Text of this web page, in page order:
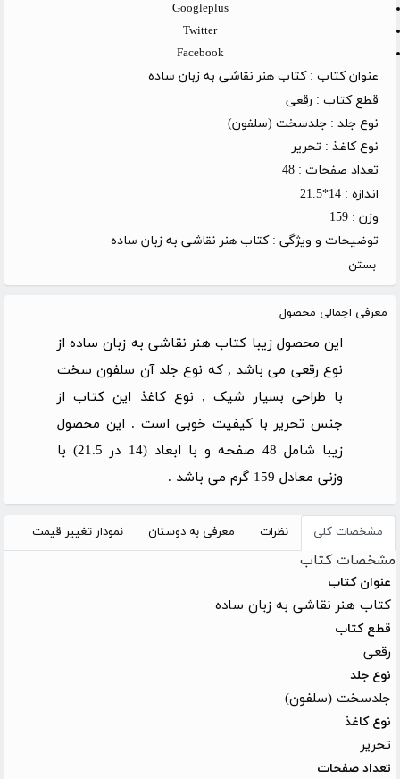
Googleplus
Twitter
Facebook
عنوان کتاب :کتاب هنر نقاشی به زبان ساده
قطع کتاب : رقعی
نوع جلد : جلدسخت (سلفون)
نوع کاغذ : تحریر
تعداد صفحات : 48
اندازه : 14*21.5
وزن : 159
توضیحات و ویژگی :کتاب هنر نقاشی به زبان ساده
بستن
معرفی اجمالی محصول
این محصول زیبا کتاب هنر نقاشی به زبان ساده از
نوع رقعی می باشد , که نوع جلد آن سلفون سخت
با طراحی بسیار شیک , نوع کاغذ این کتاب از
جنس تحریر با کیفیت خوبی است . این محصول
زیبا شامل 48 صفحه و با ابعاد (14 در 21.5) با
وزنی معادل 159 گرم می باشد .
مشخصات کلی نظرات معرفی به دوستان نمودار تغییر قیمت
مشخصات کتاب
عنوان کتاب
کتاب هنر نقاشی به زبان ساده
قطع کتاب
رقعی
نوع جلد
جلدسخت (سلفون)
نوع کاغذ
تحریر
تعداد صفحات